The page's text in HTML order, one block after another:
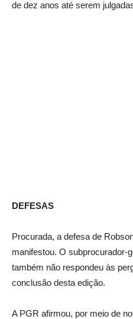
de dez anos até serem
DEFESAS
Procurada, a defesa de
manifestou. O subprocurador-
também não respondeu às
conclusão desta edição.
A PGR afirmou, por meio de